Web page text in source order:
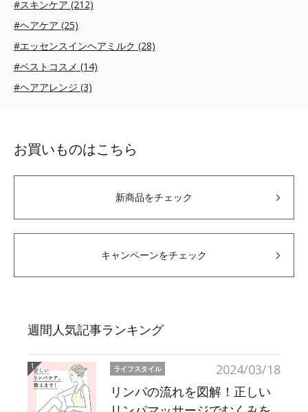
#スキンケア (212)
#ヘアケア (25)
#エッセンスインヘアミルク (28)
#ベストコスメ (14)
#ヘアアレンジ (3)
お買いものはこちら
新商品をチェック
キャンペーンをチェック
週間人気記事ランキング
2024/03/18
ライフスタイル
リンパの流れを図解！正しい